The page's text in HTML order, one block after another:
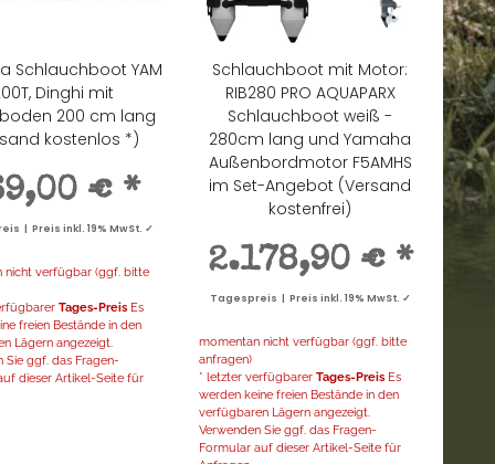
Schlauchboot YAM
Dinghi mit
200 cm lang
kostenlos *)
€ *
| Preis inkl. 19% MwSt. ✓
nicht verfügbar (ggf. bitte
Tages-Preis Es
freien Bestände in den
Lägern angezeigt.
Sie ggf. das Fragen-
dieser Artikel-Seite für
Schlauchboot mit Motor:
RIB280 PRO AQUAPARX
Schlauchboot weiß -
280cm lang und Yamaha
Außenbordmotor F5AMHS
im Set-Angebot (Versand
kostenfrei)
2.178,90 € *
Tagespreis | Preis inkl. 19% MwSt. ✓
momentan nicht verfügbar (ggf. bitte
anfragen)
* letzter verfügbarerTages-Preis Es
werden keine freien Bestände in den
verfügbaren Lägern angezeigt.
Verwenden Sie ggf. das Fragen-
Formular auf dieser Artikel-Seite für